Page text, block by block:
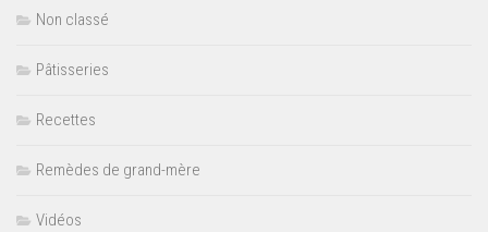
Non classé
Pâtisseries
Recettes
Remèdes de grand-mère
Vidéos